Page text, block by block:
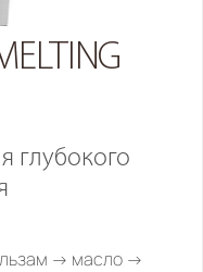
глубокого
→ масло →